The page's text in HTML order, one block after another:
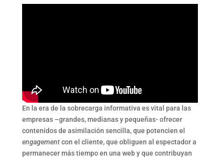
En la era de la sobrecarga informativa es vital para las
empresas –grandes, medianas y pequeñas- ofrecer
contenidos de asimilación sencilla, que potencien el
engagementcon el cliente, que obliguen al espectador a
permanecer más tiempo en una web y que contribuyan